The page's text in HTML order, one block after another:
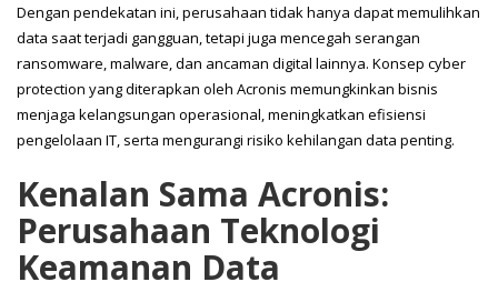
Dengan pendekatan ini, perusahaan tidak hanya dapat memulihkan
data saat terjadi gangguan, tetapi juga mencegah serangan
ransomware, malware, dan ancaman digital lainnya. Konsep cyber
protection yang diterapkan oleh Acronis memungkinkan bisnis
menjaga kelangsungan operasional, meningkatkan efisiensi
pengelolaan IT, serta mengurangi risiko kehilangan data penting.
Kenalan Sama Acronis:
Perusahaan Teknologi
Keamanan Data